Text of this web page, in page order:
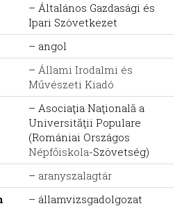
– Általános Gazdasági és
Ipari Szövetkezet
– angol
– Állami Irodalmi és
Művészeti Kiadó
– Asociaţia Naţională a
Universităţii Populare
(Romániai Országos
Népfőiskola-Szövetség)
– aranyszalagtár
– államvizsgadolgozat